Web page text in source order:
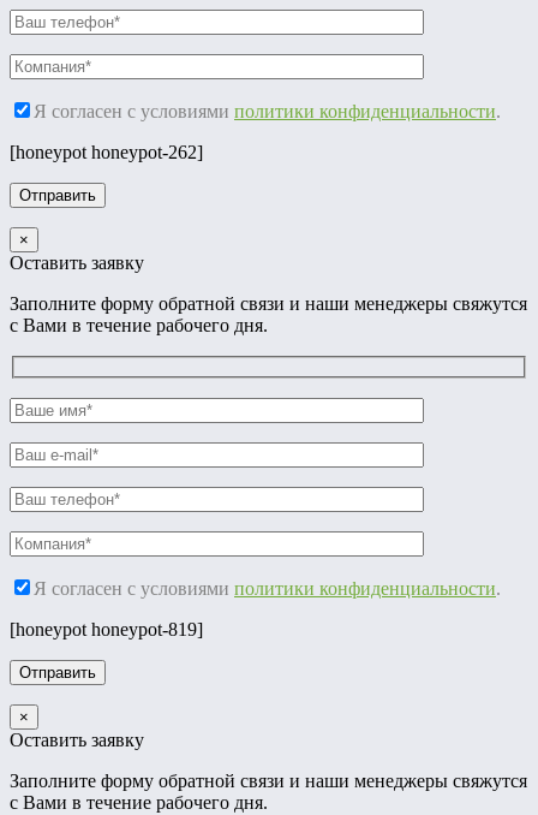
Я согласен с условиями политики конфиденциальности.
[honeypot honeypot-262]
×
Оставить заявку
Заполните форму обратной связи и наши менеджеры свяжутся
с Вами в течение рабочего дня.
Я согласен с условиями политики конфиденциальности.
[honeypot honeypot-819]
×
Оставить заявку
Заполните форму обратной связи и наши менеджеры свяжутся
с Вами в течение рабочего дня.